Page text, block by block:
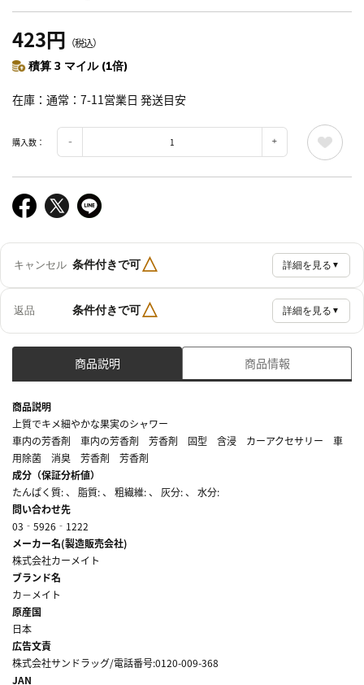
423円 （税込）
積算 3 マイル (1倍)
在庫 通常：7-11営業日 発送目安
購入数：
キャンセル 条件付きで可△ 詳細を見る ▼
返品 条件付きで可△ 詳細を見る ▼
商品説明 商品情報
商品説明
上質でキメ細やかな果実のシャワー
車内の芳香剤 車内の芳香剤 芳香剤 固型 含浸 カーアクセサリー 車
用除菌 消臭 芳香剤 芳香剤
成分（保証分析値）
たんぱく質: 、 脂質: 、 粗繊維: 、 灰分: 、 水分:
問い合わせ先
03‐5926‐1222
メーカー名(製造販売会社)
株式会社カーメイト
ブランド名
カ－メイト
原産国
日本
広告文責
株式会社サンドラッグ/電話番号:0120-009-368
JAN